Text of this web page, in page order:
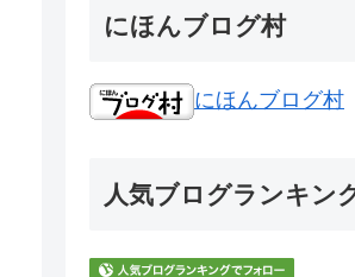
にほんブログ村
にほんブログ村
人気ブログランキン